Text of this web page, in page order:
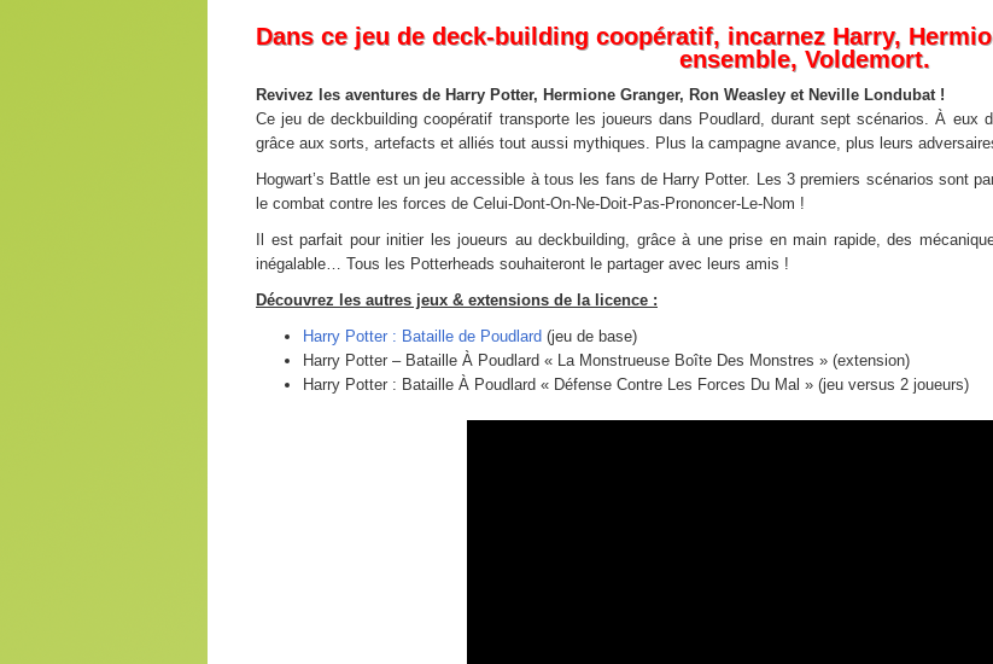
Dans ce jeu de deck-building coopératif, incarnez Harry,
ensemble, Voldemort.
Revivez les aventures de Harry Potter, Hermione Granger, Ron Weasley et Neville Londubat !
Ce jeu de deckbuilding coopératif transporte les joueurs dans Poudlard, durant sept scénarios. À eux
grâce aux sorts, artefacts et alliés tout aussi mythiques. Plus la campagne avance, plus leurs
Hogwart’s Battle est un jeu accessible à tous les fans de Harry Potter. Les 3 premiers scénarios sont
le combat contre les forces de Celui-Dont-On-Ne-Doit-Pas-Prononcer-Le-Nom !
Il est parfait pour initier les joueurs au deckbuilding, grâce à une prise en main rapide, des
inégalable… Tous les Potterheads souhaiteront le partager avec leurs amis !
Découvrez les autres jeux & extensions de la licence :
Harry Potter : Bataille de Poudlard(jeu de base)
Harry Potter – Bataille À Poudlard « La Monstrueuse Boîte Des Monstres » (extension)
Harry Potter : Bataille À Poudlard « Défense Contre Les Forces Du Mal » (jeu versus 2 joueurs)